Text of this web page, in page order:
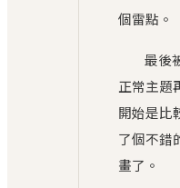
個雷點。
最後
正常主題
開始是比
了個不錯
畫了。